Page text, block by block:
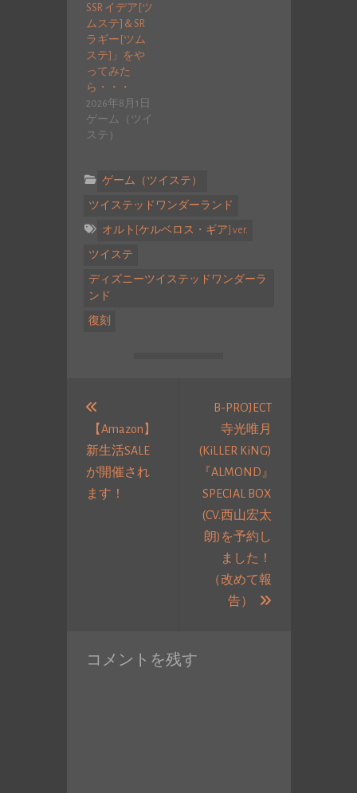
SSR イデア[ツ
ムステ]＆SR
ラギー[ツム
ステ]」をや
ってみた
ら・・・
2026年8月1日
ゲーム（ツイ
ステ）
ゲーム（ツイステ）
ツイステッドワンダーランド
オルト[ケルベロス・ギア] ver.
ツイステ
ディズニーツイステッドワンダーラ
ンド
復刻
【Amazon】
新生活SALE
が開催され
ます！
B-PROJECT
寺光唯月
(KiLLER KiNG)
『ALMOND』
SPECIAL BOX
(CV.西山宏太
朗)を予約し
ました！
（改めて報
告）
次
コメントを残す